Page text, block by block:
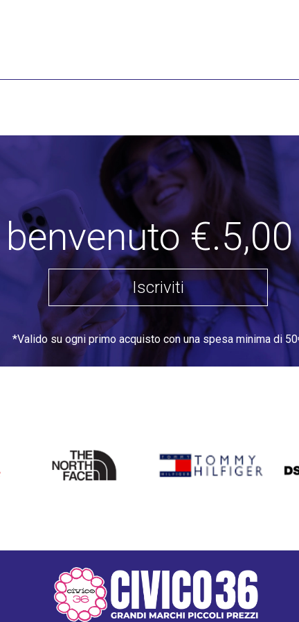
Iscriviti
*Valido su ogni primo acquisto con una spesa minima di
NORTH
FACE